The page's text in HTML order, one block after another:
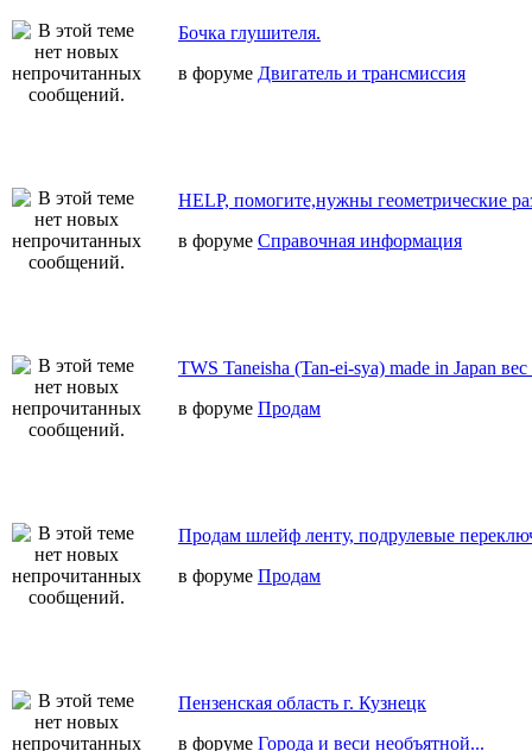
Бочка глушителя.
в форуме Двигатель и трансмиссия
HELP, помогите,нужны геометрические
в форуме Справочная информация
TWS Taneisha (Tan-ei-sya) made in Japan
в форуме Продам
Продам шлейф ленту, подрулевые
в форуме Продам
Пензенская область г. Кузнецк
в форуме Города и веси необъятной...